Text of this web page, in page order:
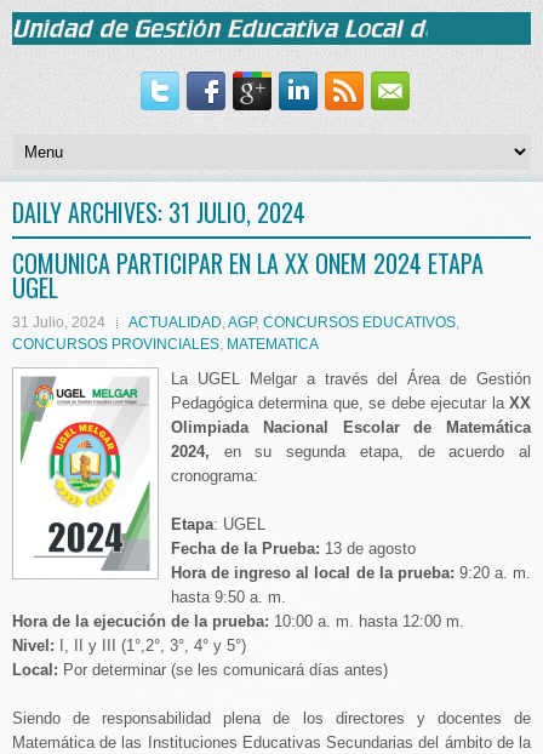
DAILY ARCHIVES: 31 JULIO, 2024
COMUNICA PARTICIPAR EN LA XX ONEM 2024 ETAPA
UGEL
31 Julio, 2024 ACTUALIDAD,AGP, CONCURSOS EDUCATIVOS,
CONCURSOS PROVINCIALES, MATEMATICA
La UGEL Melgar a través del Área de Gestión
Pedagógica determina que, se debe ejecutar la XX
Olimpiada Nacional Escolar de Matemática
2024, en su segunda etapa, de acuerdo al
cronograma:
Etapa: UGEL
Fecha de la Prueba: 13 de agosto
Hora de ingreso al local de la prueba: 9:20 a. m.
hasta 9:50 a. m.
Hora de la ejecución de la prueba: 10:00 a. m. hasta 12:00 m.
Nivel: I, II y III (1°,2°, 3°, 4° y 5°)
Local: Por determinar (se les comunicará días antes)
Siendo de responsabilidad plena de los directores y docentes de
Matemática de las Instituciones Educativas Secundarias del ámbito de la